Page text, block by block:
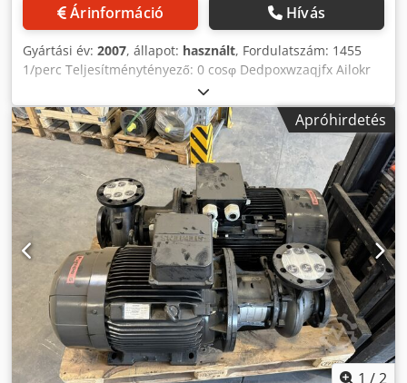
Árinformáció Hívás
Gyártási év: 2007, állapot: használt, Fordulatszám: 1455
1/perc Teljesítménytényező: 0 cosφ Dedpoxwzaqjfx Ailokr
Teljesítmény: 15,0 kW Áramerősség: 28,5 A Feszültség: 400
V Frekvencia: 50 Hz Alap kivitel: Keretszerkezet
Felszereltség: Motor típusa: KPER 160 L4 311092;
3~:74113/87F Peremmel
Apróhirdetés
1 /2